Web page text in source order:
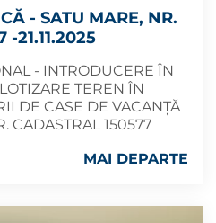
- SATU MARE, NR.
-21.11.2025
- INTRODUCERE ÎN
TEREN ÎN
DE CASE DE VACANȚĂ
CADASTRAL 150577
MAI DEPARTE